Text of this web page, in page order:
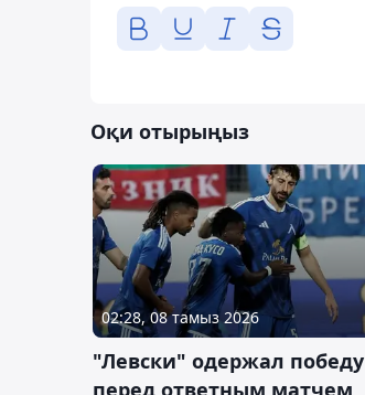
Оқи отырыңыз
02:28, 08 тамыз 2026
"Левски" одержал победу
перед ответным матчем